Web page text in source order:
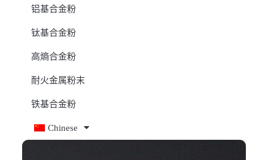
铝基合金粉
钛基合金粉
高熵合金粉
耐火金属粉末
铁基合金粉
Chinese